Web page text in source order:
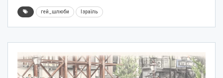
гей_шлюби Ізраїль